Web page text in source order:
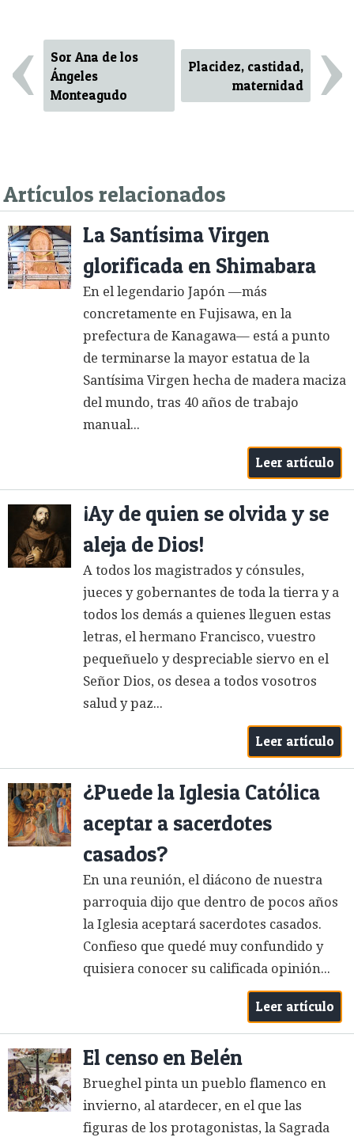
‹
Sor Ana de los
Ángeles
Monteagudo
Placidez, castidad,
maternidad
›
Artículos relacionados
La Santísima Virgen
glorificada en Shimabara
En el legendario Japón —más
concretamente en Fujisawa, en la
prefectura de Kanagawa— está a punto
de terminarse la mayor estatua de la
Santísima Virgen hecha de madera maciza
del mundo, tras 40 años de trabajo
manual...
Leer artículo
¡Ay de quien se olvida y se
aleja de Dios!
A todos los magistrados y cónsules,
jueces y gobernantes de toda la tierra y a
todos los demás a quienes lleguen estas
letras, el hermano Francisco, vuestro
pequeñuelo y despreciable siervo en el
Señor Dios, os desea a todos vosotros
salud y paz...
Leer artículo
¿Puede la Iglesia Católica
aceptar a sacerdotes
casados?
En una reunión, el diácono de nuestra
parroquia dijo que dentro de pocos años
la Iglesia aceptará sacerdotes casados.
Confieso que quedé muy confundido y
quisiera conocer su calificada opinión...
Leer artículo
El censo en Belén
Brueghel pinta un pueblo flamenco en
invierno, al atardecer, en el que las
figuras de los protagonistas, la Sagrada